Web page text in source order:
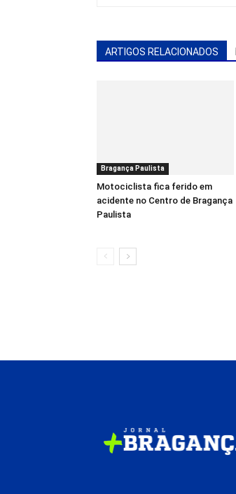
ARTIGOS RELACIONADOS
Bragança Paulista
Motociclista fica ferido em
acidente no Centro de Bragança
Paulista